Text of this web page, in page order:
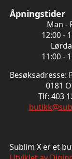
Åpningstider
Man -
12:00 -
11:00 -
Besøksadresse:
0181
Tlf: 403
Sublim X er et